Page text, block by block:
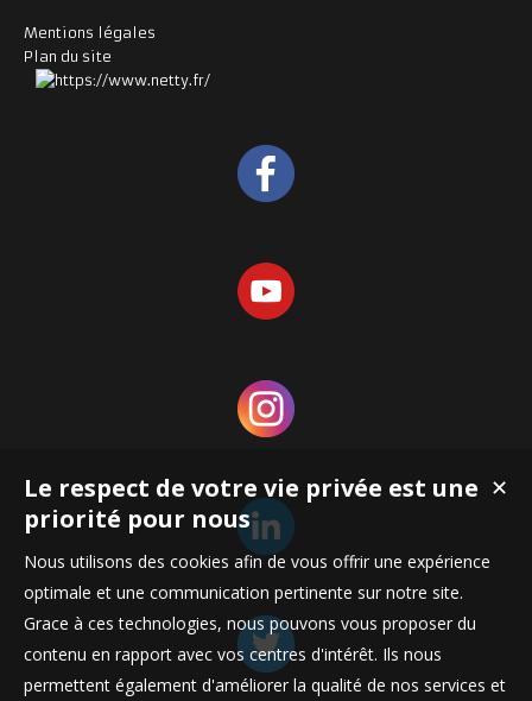
Mentions légales
Plan du site
✕
Le respect de votre vie privée est une
priorité pour nous
Nous utilisons des cookies afin de vous offrir une expérience
optimale et une communication pertinente sur notre site.
Grace à ces technologies, nous pouvons vous proposer du
contenu en rapport avec vos centres d'intérêt. Ils nous
permettent également d'améliorer la qualité de nos services et